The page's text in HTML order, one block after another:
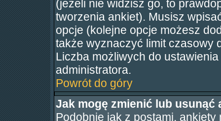
(jeżeli nie widzisz go, to
tworzenia ankiet). Musisz
opcje (kolejne opcje możesz
także wyznaczyć limit czasowy
Liczba możliwych do
administratora.
Powrót do góry
Jak mogę zmienić lub usunąć
Podobnie jak z postami,